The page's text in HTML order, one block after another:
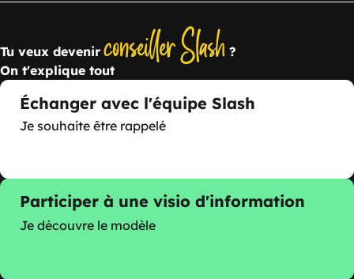
Tu veux devenirconseiller Slash ?
On t'explique tout
Échanger avec l'équipe Slash
Je souhaite être rappelé
Participer à une visio d'information
Je découvre le modèle